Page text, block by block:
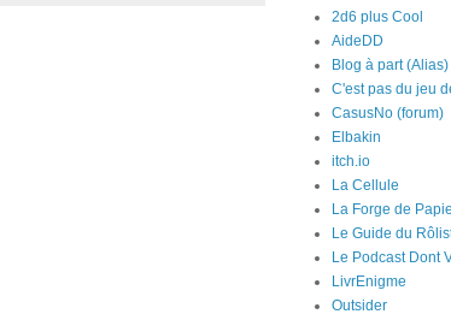
2d6 plus Cool
AideDD
Blog à part (Alias)
C'est pas du jeu
CasusNo (forum)
Elbakin
itch.io
La Cellule
La Forge de
Le Guide du
Le Podcast Dont
LivrEnigme
Outsider